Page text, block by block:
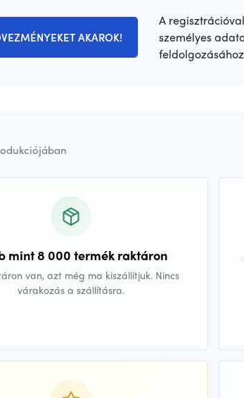
AKAROK!
A
személyes
feldolgozásához
mint 8 000 termék raktáron
van, azt még ma kiszállítjuk. Nincs
várakozás a szállításra.